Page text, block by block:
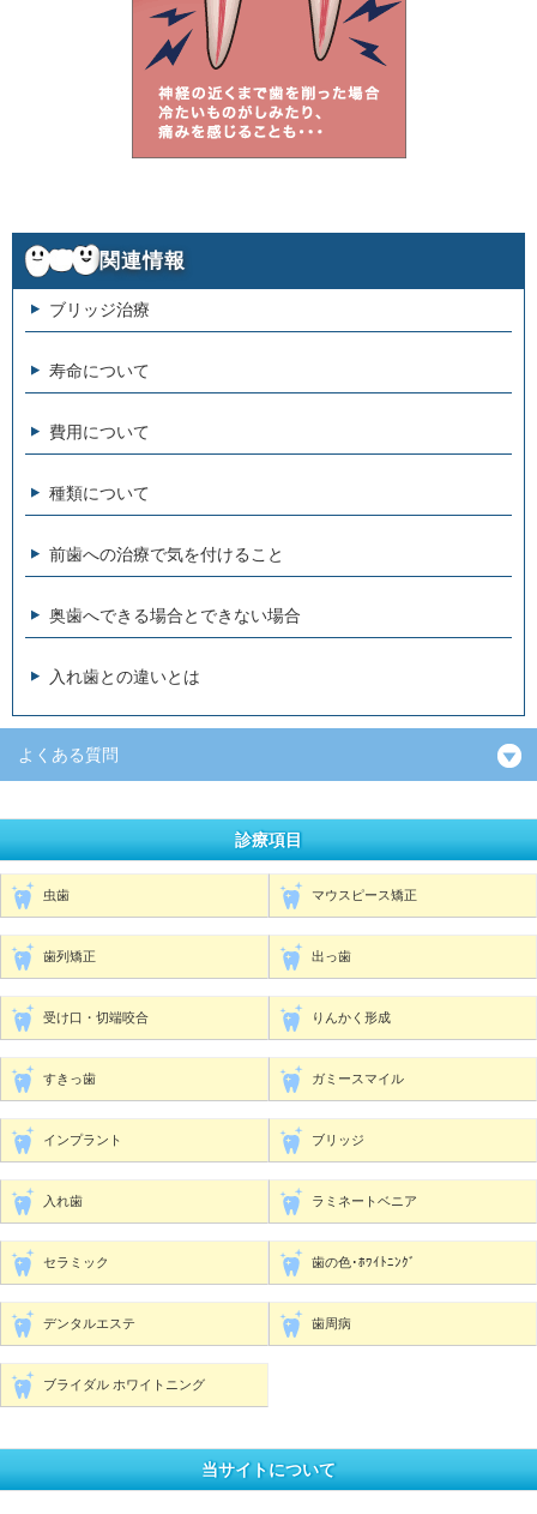
関連情報
ブリッジ治療
寿命について
費用について
種類について
前歯への治療で気を付けること
奥歯へできる場合とできない場合
入れ歯との違いとは
よくある質問
診療項目
虫歯 マウスピース矯正
歯列矯正 出っ歯
受け口・切端咬合 りんかく形成
すきっ歯 ガミースマイル
インプラント ブリッジ
入れ歯 ラミネートベニア
セラミック 歯の色･ﾎﾜｲﾄﾆﾝｸﾞ
デンタルエステ 歯周病
ブライダル ホワイトニング
当サイトについて